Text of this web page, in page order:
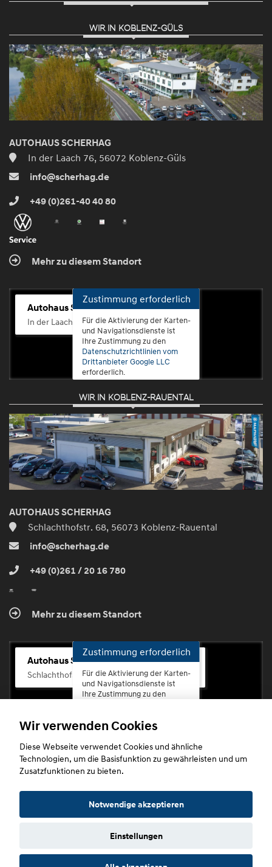
WIR IN KOBLENZ-GÜLS
AUTOHAUS SCHERHAG
In der Laach 76, 56072 Koblenz-Güls
info@scherhag.de
+49 (0)261-40 40 80
Mehr zu diesem Standort
Autohaus Scherhag
In der Laach 76, 56072 Koblenz-Güls
Zustimmung erforderlich
Für die Aktivierung der Karten-
und Navigationsdienste ist
Ihre Zustimmung zu den
Datenschutzrichtlinien vom
Drittanbieter Google LLC
erforderlich.
Zustimmen
und
aktivieren
WIR IN KOBLENZ-RAUENTAL
AUTOHAUS SCHERHAG
Schlachthofstr. 68, 56073 Koblenz-Rauental
info@scherhag.de
+49 (0)261 / 20 16 780
Mehr zu diesem Standort
Autohaus Scherhag
Schlachthofstr. 68, 56073 Koblenz-Rauental
Zustimmung erforderlich
Für die Aktivierung der Karten-
und Navigationsdienste ist
Ihre Zustimmung zu den
erforderlich.
Zustimmen
Copyright © 2026. Autohaus Scherhag
Datenschutz Impressum
Wir verwenden Cookies
Diese Webseite verwendet Cookies und ähnliche
Technologien, um die Basisfunktion zu gewährleisten und um
Zusatzfunktionen zu bieten.
Notwendige akzeptieren
Einstellungen